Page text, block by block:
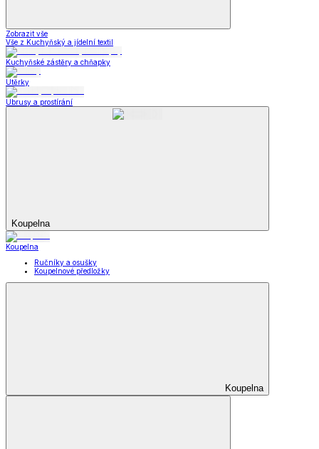
Zobrazit vše
Vše z Kuchyňský a jídelní textil
Kuchyňské zástěry a chňapky
Utěrky
Ubrusy a prostírání
Koupelna
Koupelna
Ručníky a osušky
Koupelnové předložky
Koupelna